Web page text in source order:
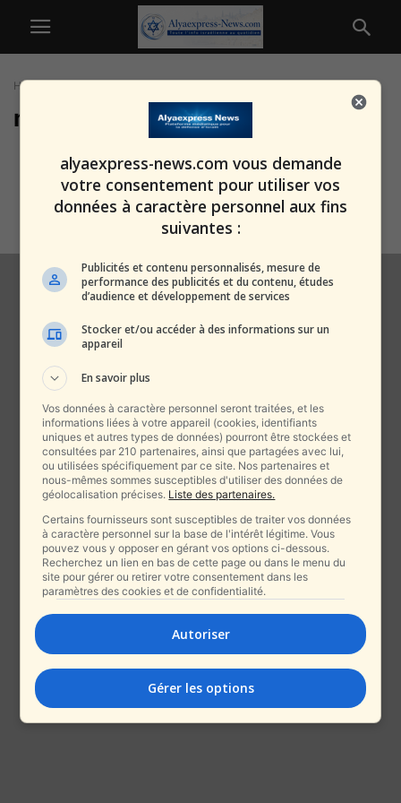
Home
marché du logement
Alerte rouge dans le bâtiment
israélien : sans les ouvriers
chinois,...
alxprss_sab
alyaexpress-news.com vous demande
votre consentement pour utiliser vos
données à caractère personnel aux fins
suivantes :
Publicités et contenu personnalisés, mesure de
performance des publicités et du contenu, études
d’audience et développement de services
Stocker et/ou accéder à des informations sur un
appareil
En savoir plus
Vos données à caractère personnel seront traitées, et les
informations liées à votre appareil (cookies, identifiants
uniques et autres types de données) pourront être stockées et
consultées par 210 partenaires, ainsi que partagées avec lui,
ou utilisées spécifiquement par ce site. Nos partenaires et
nous-mêmes sommes susceptibles d'utiliser des données de
géolocalisation précises. Liste des partenaires.
Certains fournisseurs sont susceptibles de traiter vos données
à caractère personnel sur la base de l'intérêt légitime. Vous
pouvez vous y opposer en gérant vos options ci-dessous.
Recherchez un lien en bas de cette page ou dans le menu du
site pour gérer ou retirer votre consentement dans les
paramètres des cookies et de confidentialité.
Autoriser
Gérer les options